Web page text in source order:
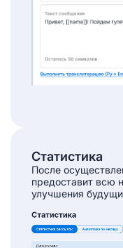
Статистика
После
предоставит всю
улучшения